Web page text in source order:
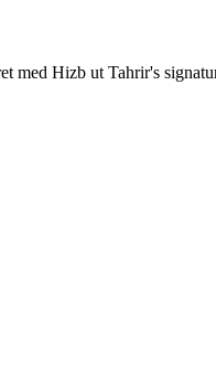
med Hizb ut Tahrir's